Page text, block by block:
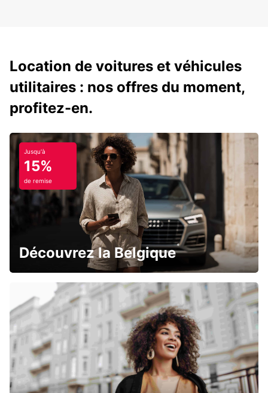
Location de voitures et véhicules
utilitaires : nos offres du moment,
profitez-en.
Jusqu'à
15%
de remise
Découvrez la Belgique